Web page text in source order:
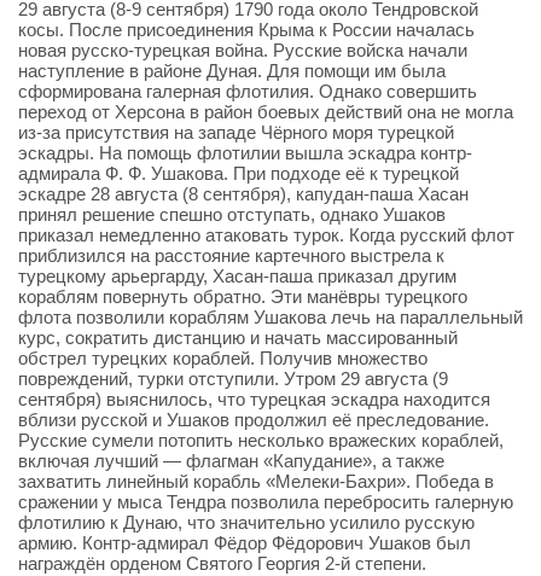
29 августа (8-9 сентября) 1790 года около Тендровской
косы. После присоединения Крыма к России началась
новая русско-турецкая война. Русские войска начали
наступление в районе Дуная. Для помощи им была
сформирована галерная флотилия. Однако совершить
переход от Херсона в район боевых действий она не могла
из-за присутствия на западе Чёрного моря турецкой
эскадры. На помощь флотилии вышла эскадра контр-
адмирала Ф. Ф. Ушакова. При подходе её к турецкой
эскадре 28 августа (8 сентября), капудан-паша Хасан
принял решение спешно отступать, однако Ушаков
приказал немедленно атаковать турок. Когда русский флот
приблизился на расстояние картечного выстрела к
турецкому арьергарду, Хасан-паша приказал другим
кораблям повернуть обратно. Эти манёвры турецкого
флота позволили кораблям Ушакова лечь на параллельный
курс, сократить дистанцию и начать массированный
обстрел турецких кораблей. Получив множество
повреждений, турки отступили. Утром 29 августа (9
сентября) выяснилось, что турецкая эскадра находится
вблизи русской и Ушаков продолжил её преследование.
Русские сумели потопить несколько вражеских кораблей,
включая лучший — флагман «Капудание», а также
захватить линейный корабль «Мелеки-Бахри». Победа в
сражении у мыса Тендра позволила перебросить галерную
флотилию к Дунаю, что значительно усилило русскую
армию. Контр-адмирал Фёдор Фёдорович Ушаков был
награждён орденом Святого Георгия 2-й степени.